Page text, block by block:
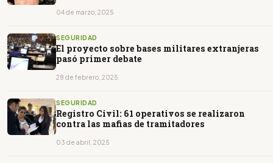
04 de marzo, 2025
SEGURIDAD
El proyecto sobre bases militares extranjeras
pasó primer debate
28 de febrero, 2025
SEGURIDAD
Registro Civil: 61 operativos se realizaron
contra las mafias de tramitadores
03 de abril, 2025